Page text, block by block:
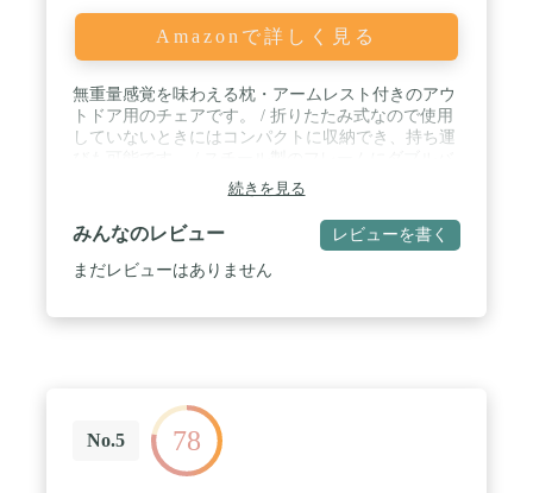
Amazonで詳しく見る
無重量感覚を味わえる枕・アームレスト付きのアウ
トドア用のチェアです。 / 折りたたみ式なので使用
していないときにはコンパクトに収納でき、持ち運
ンジーサポートシステムを採用しており、丈夫な作
りとなっています。 / 座面にはメッシュ生地を使用
しており、通気性がよく、雨風にも強く、快適にお
過ごしいただけます。 / 耐重:136kg 、サイズ:約90-
165 x 66 x 75-110 cm (奥行 x 幅 x 高さ)。直立状態か
続きを見る
みんなのレビュー レビューを書く
まだレビューはありません
No.5 78